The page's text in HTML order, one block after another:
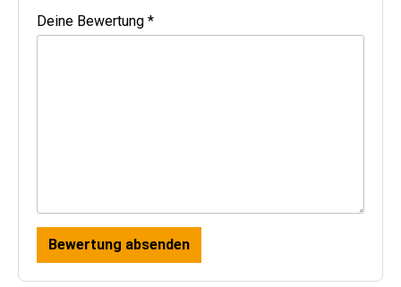
Deine Bewertung *
Bewertung absenden